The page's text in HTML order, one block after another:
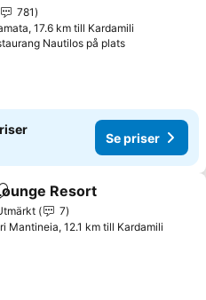
781
17.6 km till Kardamili
Nautilos på plats
Se priser
till i Mina Favoriter
Resort
7
Mantineia, 12.1 km till Kardamili